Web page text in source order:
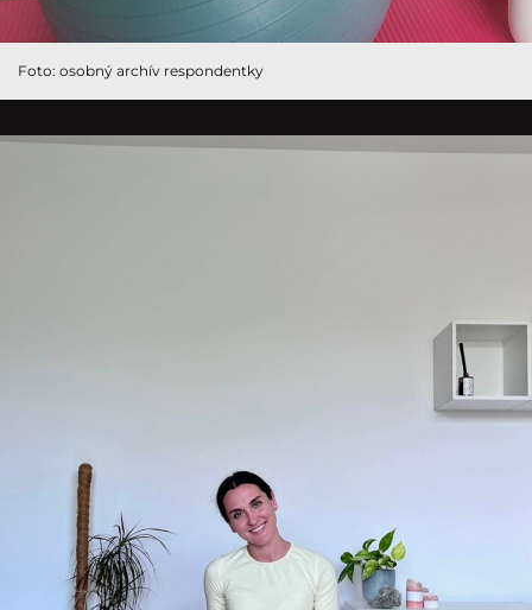
Foto: osobný archív respondentky